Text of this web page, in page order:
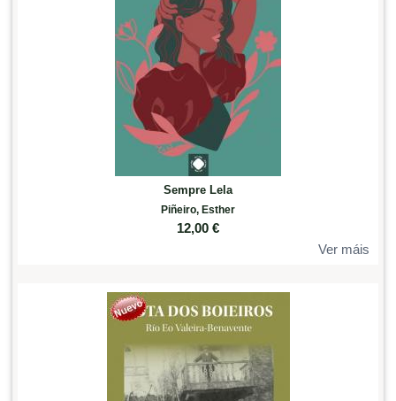
Sempre Lela
Piñeiro, Esther
12,00 €
Ver máis